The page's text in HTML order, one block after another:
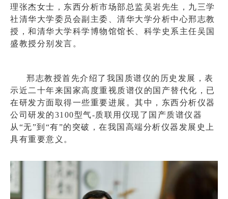
理张杰女士，东西分析市场部总监吴岩先生，九三学
社清华大学委员会副主委、清华大学分析中心邢志教
授，和清华大学科学博物馆馆长、科学史系主任吴国
盛教授分别发言。
邢志教授首先介绍了我国质谱仪的历史发展，表
示近二十年来国家高度重视质谱仪的国产替代化，已
在研发方面取得一些重要进展。其中，东西分析仪器
公司研发的3100型气-质联用仪现了国产质谱仪器
从“无”到“有”的突破，在我国高端分析仪器发展史上
具有重要意义。